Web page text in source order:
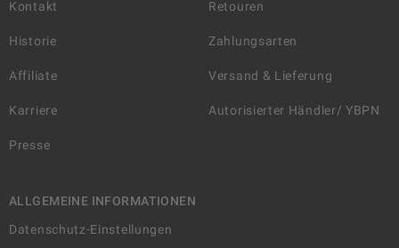
Kontakt
Historie
Affiliate
Karriere
Presse
Retouren
Zahlungsarten
Versand & Lieferung
Autorisierter Händler/ YBPN
ALLGEMEINE INFORMATIONEN
Datenschutz-Einstellungen